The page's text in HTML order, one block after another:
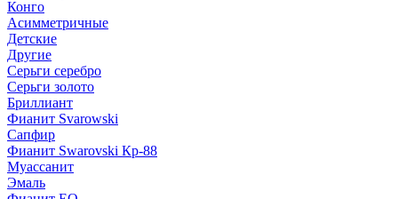
Конго
Асимметричные
Детские
Другие
Серьги серебро
Серьги золото
Бриллиант
Фианит Svarowski
Сапфир
Фианит Swarovski Кр-88
Муассанит
Эмаль